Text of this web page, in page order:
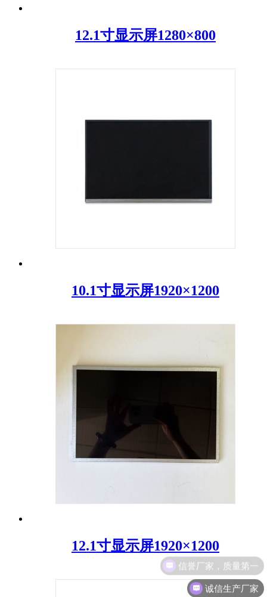
12.1寸显示屏1280×800
10.1寸显示屏1920×1200
12.1寸显示屏1920×1200
诚信生产厂家